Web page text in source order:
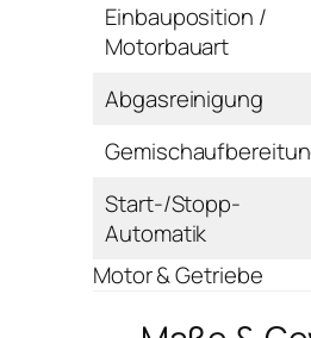
Einbauposition /
Motorbauart
Abgasreinigung
Start-/Stopp-
Automatik
Motor & Getriebe